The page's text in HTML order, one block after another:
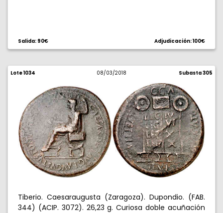
Salida: 90€ Adjudicación: 100€
Lote 1034 08/03/2018 Subasta 305
Tiberio. Caesaraugusta (Zaragoza). Dupondio. (FAB.
344) (ACIP. 3072). 26,23 g. Curiosa doble acuñación